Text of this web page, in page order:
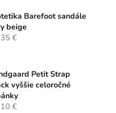
Barefoot sandále
beige
€
Petit Strap
vyššie celoročné
€